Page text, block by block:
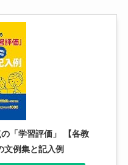
「学習評価」 【各教
文例集と記入例